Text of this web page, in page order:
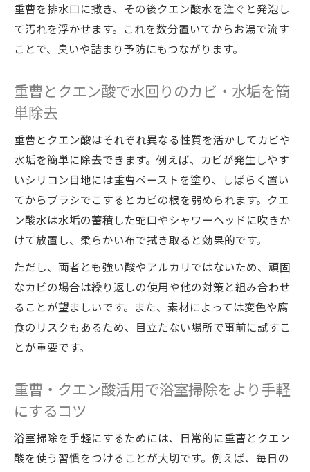
重曹を排水口に撒き、その後クエン酸水を注ぐと発泡し
て汚れを浮かせます。これを数分置いてからお湯で流す
ことで、臭いや詰まり予防にもつながります。
重曹とクエン酸で水回りのカビ・水垢を簡
単除去
重曹とクエン酸はそれぞれ異なる性質を活かしてカビや
水垢を簡単に除去できます。例えば、カビが発生しやす
いシリコン目地には重曹ペーストを塗り、しばらく置い
てからブラシでこするとカビの根を弱められます。クエ
ン酸水は水垢の蓄積した蛇口やシャワーヘッドに吹きか
けて放置し、柔らかい布で拭き取ると効果的です。
ただし、両者とも強い酸やアルカリではないため、頑固
なカビの場合は繰り返しの使用や他の対策と組み合わせ
ることが望ましいです。また、素材によっては変色や腐
食のリスクもあるため、目立たない場所で事前に試すこ
とが重要です。
重曹・クエン酸活用で浴室掃除をより手軽
にするコツ
浴室掃除を手軽にするためには、日常的に重曹とクエン
酸を使う習慣をつけることが大切です。例えば、毎日の